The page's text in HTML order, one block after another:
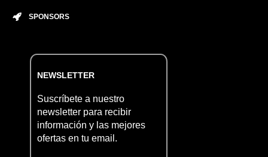
SPONSORS
NEWSLETTER
Suscríbete a nuestro
newsletter para recibir
información y las mejores
ofertas en tu email.